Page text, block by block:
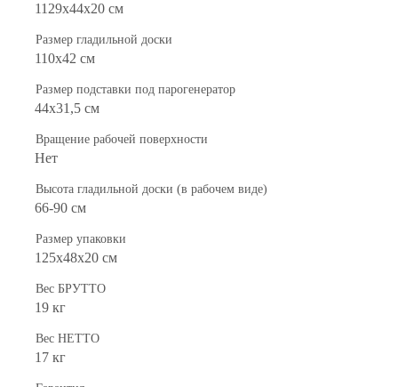
1129х44х20 см
Размер гладильной доски
110х42 см
Размер подставки под парогенератор
44х31,5 см
Вращение рабочей поверхности
Heт
Высота гладильной доски (в рабочем виде)
66-90 см
Размер упаковки
125х48х20 см
Вес БРУТТО
19 кг
Вес НЕТТО
17 кг